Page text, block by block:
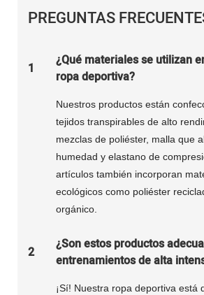
PREGUNTAS
1
¿Qué materiales se utilizan
ropa deportiva?
Nuestros productos están
tejidos transpirables de alto
mezclas de poliéster, malla que
humedad y elastano de
artículos también incorporan
ecológicos como poliéster
orgánico.
2
¿Son estos productos
entrenamientos de alta
¡Sí! Nuestra ropa deportiva está